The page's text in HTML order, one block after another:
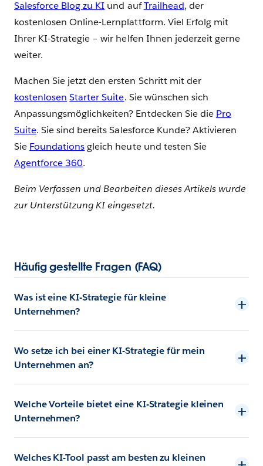
Salesforce Blog zu KI und aufTrailhead, der
kostenlosen Online-Lernplattform. Viel Erfolg mit
Ihrer KI-Strategie – wir helfen Ihnen jederzeit gerne
weiter.
Machen Sie jetzt den ersten Schritt mit der
kostenlosen Starter Suite. Sie wünschen sich
Anpassungsmöglichkeiten? Entdecken Sie die Pro
Suite. Sie sind bereits Salesforce Kunde? Aktivieren
Sie Foundationsgleich heute und testen Sie
Agentforce 360.
Beim Verfassen und Bearbeiten dieses Artikels wurde
zur Unterstützung KI eingesetzt.
Häufig gestellte Fragen (FAQ)
Was ist eine KI-Strategie für kleine
Unternehmen?
Wo setze ich bei einer KI-Strategie für mein
Unternehmen an?
Welche Vorteile bietet eine KI-Strategie kleinen
Unternehmen?
Welches KI-Tool passt am besten zu kleinen